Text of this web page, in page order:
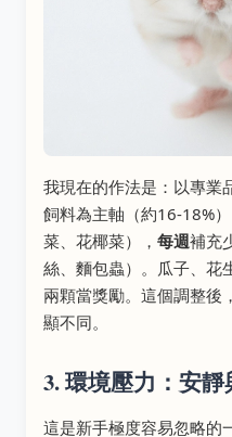
我現在的作法是：以專業
飼料為主軸（約16-18%）
菜、花椰菜）， 每週補充
絲、麵包蟲）。瓜子、花
兩顆當獎勵。這個調整後
顯不同。
3. 環境壓力：安
這是新手極度容易忽略的